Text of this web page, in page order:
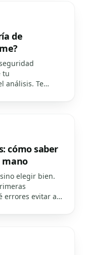
de
tu
análisis. Te
esperar.
cómo saber
mano
elegir bien.
errores evitar al